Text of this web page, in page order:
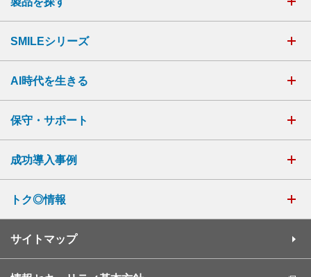
SMILEシリーズ
AI時代を生きる
保守・サポート
成功導入事例
トク◎情報
サイトマップ